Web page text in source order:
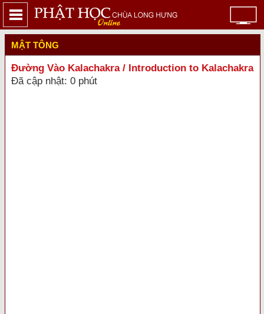
MẬT TÔNG
Đường Vào Kalachakra / Introduction to Kalachakra
Đã cập nhật: 0 phút